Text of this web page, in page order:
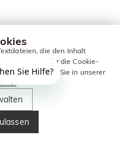
die den Inhalt
zulassen oder die Cookie-
erhalten Sie in unserer